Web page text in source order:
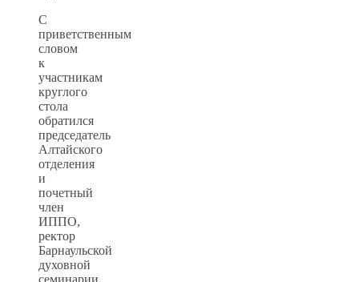
С
приветственным
словом
к
участникам
круглого
стола
обратился
председатель
Алтайского
отделения
и
почетный
член
ИППО,
ректор
Барнаульской
духовной
семинарии,